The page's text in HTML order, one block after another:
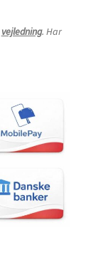
vejledning. Har